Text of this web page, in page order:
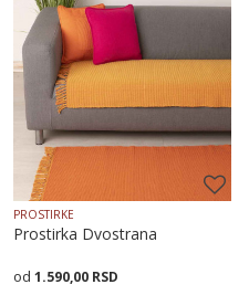
70X120 70X160 70X200
PROSTIRKE
Prostirka Dvostrana
1.590,00 RSD